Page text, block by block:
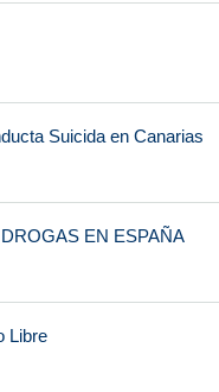
Suicida en Canarias
EN ESPAÑA
Libre